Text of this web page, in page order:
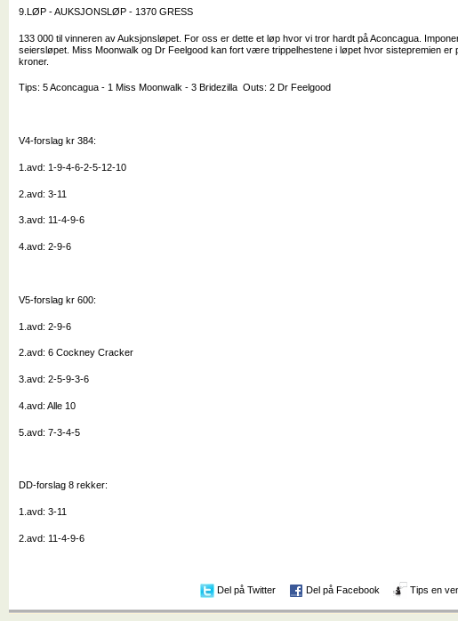
9.LØP - AUKSJONSLØP - 1370 GRESS
133 000 til vinneren av Auksjonsløpet. For oss er dette et løp hvor vi tror hardt på Aconcagua.
seiersløpet. Miss Moonwalk og Dr Feelgood kan fort være trippelhestene i løpet hvor sistepremien er
kroner.
Tips: 5 Aconcagua - 1 Miss Moonwalk - 3 Bridezilla Outs: 2 Dr Feelgood
V4-forslag kr 384:
1.avd: 1-9-4-6-2-5-12-10
2.avd: 3-11
3.avd: 11-4-9-6
4.avd: 2-9-6
V5-forslag kr 600:
1.avd: 2-9-6
2.avd: 6 Cockney Cracker
3.avd: 2-5-9-3-6
4.avd: Alle 10
5.avd: 7-3-4-5
DD-forslag 8 rekker:
1.avd: 3-11
2.avd: 11-4-9-6
Del på Twitter Del på Facebook Tips en